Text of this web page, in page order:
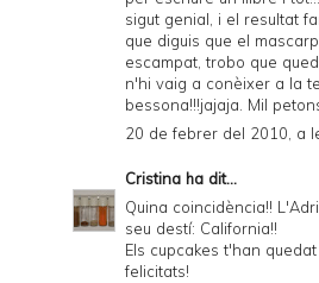
sigut genial, i el resultat
que diguis que el
escampat, trobo que
n'hi vaig a conèixer a la
bessona!!!jajaja. Mil
20 de febrer del 2010, a
Cristina ha dit...
Quina coincidència!!
seu destí: California!!
Els cupcakes t'han quedat
felicitats!